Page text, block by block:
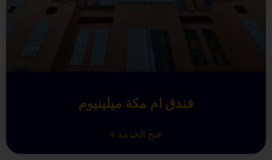
فندق ام مكة ميلينيوم
فتح الخدمة »